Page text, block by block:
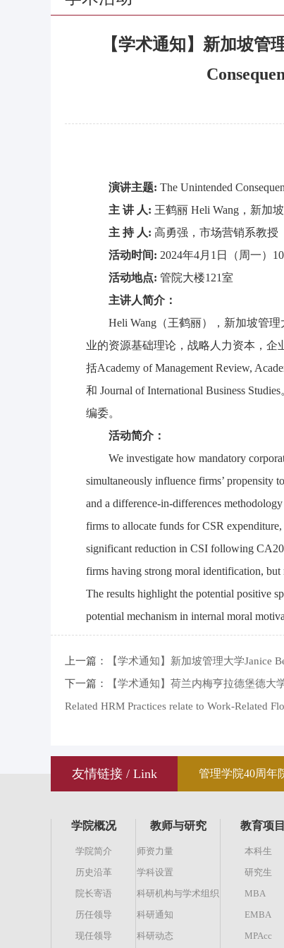
【学术通知】新加坡管
演讲主题: The Unintended
主 讲 人: 王鹤丽 Heli Wang，新加
主 持 人: 高勇强，市场营销系教授
活动时间: 2024年4月1日（周一）
活动地点: 管院大楼121室
主讲人简介：
Heli Wang（王鹤丽），新加坡管
业的资源基础理论，战略人力资本，
括Academy of Management Review,
和 Journal of International Business
编委。
活动简介：
We investigate how mandatory
simultaneously influence firms’ propensity
and a difference-in-differences
firms to allocate funds for CSR
significant reduction in CSI following
firms having strong moral identification, but
The results highlight the potential positive
potential mechanism in internal moral
上一篇：
【学术通知】新加坡管理大学Janice
下一篇：
【学术通知】荷兰内梅亨拉德堡德大
Related HRM Practices relate to Work-Related
友情链接 / Link 管理学院40周年
学院概况
学院简介
历史沿革
院长寄语
历任领导
现任领导
教师与研究
师资力量
学科设置
科研机构与学术组织
科研通知
科研动态
教育项目
本科生
研究生
MBA
EMBA
MPAcc